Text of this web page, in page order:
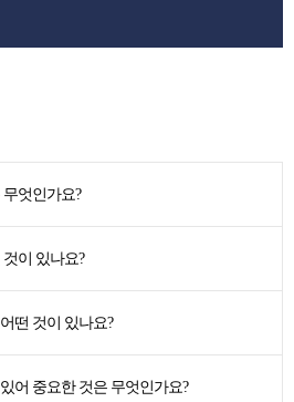
엇인가요?
이 있나요?
떤 것이 있나요?
어 중요한 것은 무엇인가요?